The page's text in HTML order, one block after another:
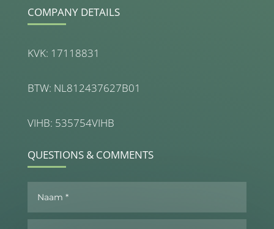
COMPANY DETAILS
KVK: 17118831
BTW: NL812437627B01
VIHB: 535754VIHB
QUESTIONS & COMMENTS